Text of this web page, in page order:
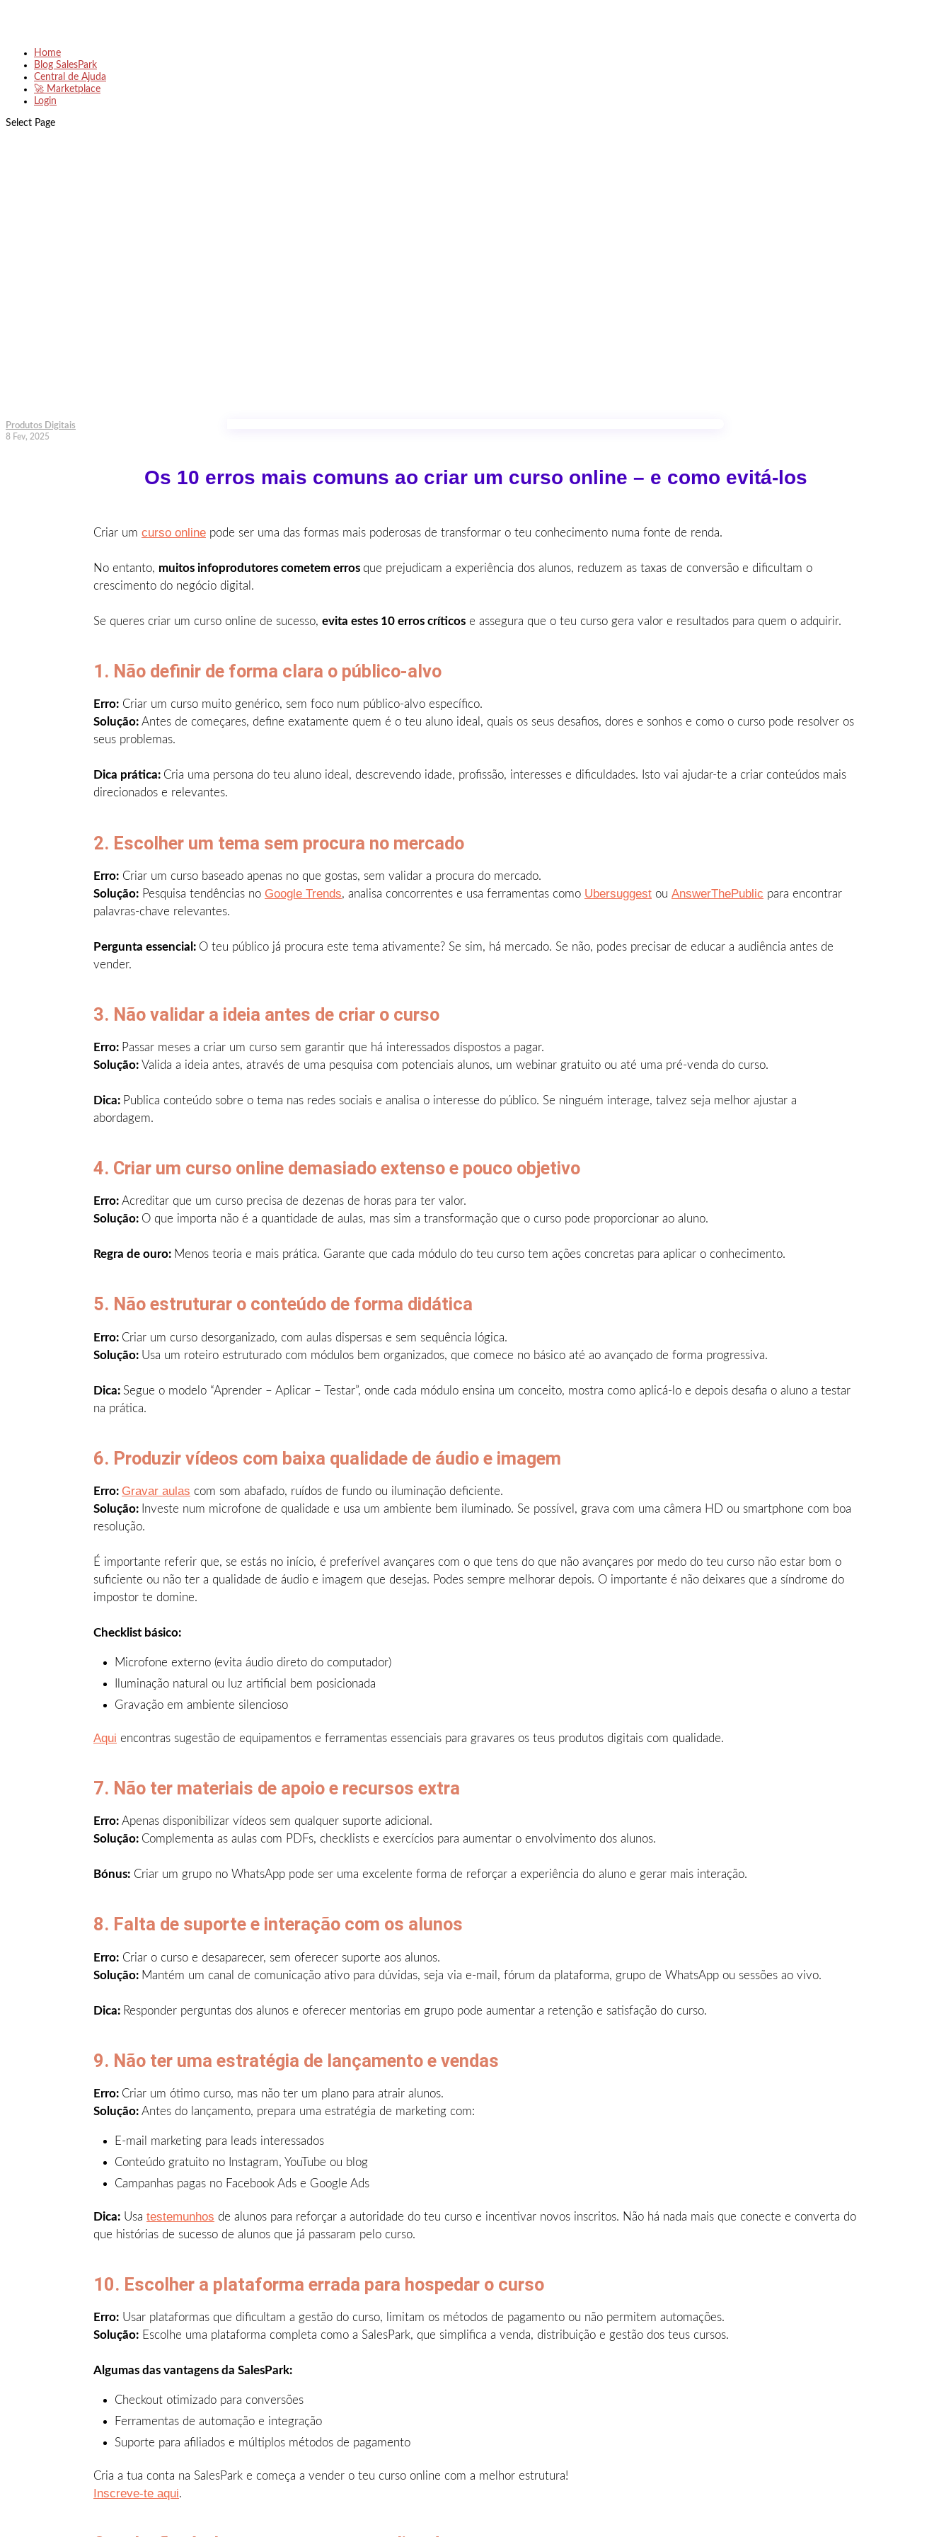
Home
Blog SalesPark
Central de Ajuda
🚀 Marketplace
Login
Select Page
Produtos Digitais
8 Fev, 2025
Os 10 erros mais comuns ao criar um curso online – e como evitá-los
Criar um curso online pode ser uma das formas mais poderosas de transformar o teu conhecimento numa fonte de renda.
No entanto, muitos infoprodutores cometem erros que prejudicam a experiência dos alunos, reduzem as taxas de conversão e dificultam o
crescimento do negócio digital.
Se queres criar um curso online de sucesso, evita estes 10 erros críticos e assegura que o teu curso gera valor e resultados para quem o adquirir.
1. Não definir de forma clara o público-alvo
Erro: Criar um curso muito genérico, sem foco num público-alvo específico.
Solução: Antes de começares, define exatamente quem é o teu aluno ideal, quais os seus desafios, dores e sonhos e como o curso pode resolver os
seus problemas.
Dica prática: Cria uma persona do teu aluno ideal, descrevendo idade, profissão, interesses e dificuldades. Isto vai ajudar-te a criar conteúdos mais
direcionados e relevantes.
2. Escolher um tema sem procura no mercado
Erro: Criar um curso baseado apenas no que gostas, sem validar a procura do mercado.
Solução: Pesquisa tendências no Google Trends, analisa concorrentes e usa ferramentas como Ubersuggest ou AnswerThePublic para encontrar
palavras-chave relevantes.
Pergunta essencial: O teu público já procura este tema ativamente? Se sim, há mercado. Se não, podes precisar de educar a audiência antes de
vender.
3. Não validar a ideia antes de criar o curso
Erro: Passar meses a criar um curso sem garantir que há interessados dispostos a pagar.
Solução: Valida a ideia antes, através de uma pesquisa com potenciais alunos, um webinar gratuito ou até uma pré-venda do curso.
Dica: Publica conteúdo sobre o tema nas redes sociais e analisa o interesse do público. Se ninguém interage, talvez seja melhor ajustar a
abordagem.
4. Criar um curso online demasiado extenso e pouco objetivo
Erro: Acreditar que um curso precisa de dezenas de horas para ter valor.
Solução: O que importa não é a quantidade de aulas, mas sim a transformação que o curso pode proporcionar ao aluno.
Regra de ouro: Menos teoria e mais prática. Garante que cada módulo do teu curso tem ações concretas para aplicar o conhecimento.
5. Não estruturar o conteúdo de forma didática
Erro: Criar um curso desorganizado, com aulas dispersas e sem sequência lógica.
Solução: Usa um roteiro estruturado com módulos bem organizados, que comece no básico até ao avançado de forma progressiva.
Dica: Segue o modelo “Aprender – Aplicar – Testar”, onde cada módulo ensina um conceito, mostra como aplicá-lo e depois desafia o aluno a testar
na prática.
6. Produzir vídeos com baixa qualidade de áudio e imagem
Erro: Gravar aulas com som abafado, ruídos de fundo ou iluminação deficiente.
Solução: Investe num microfone de qualidade e usa um ambiente bem iluminado. Se possível, grava com uma câmera HD ou smartphone com boa
resolução.
É importante referir que, se estás no início, é preferível avançares com o que tens do que não avançares por medo do teu curso não estar bom o
suficiente ou não ter a qualidade de áudio e imagem que desejas. Podes sempre melhorar depois. O importante é não deixares que a síndrome do
impostor te domine.
Checklist básico:
Microfone externo (evita áudio direto do computador)
Iluminação natural ou luz artificial bem posicionada
Gravação em ambiente silencioso
Aqui encontras sugestão de equipamentos e ferramentas essenciais para gravares os teus produtos digitais com qualidade.
7. Não ter materiais de apoio e recursos extra
Erro: Apenas disponibilizar vídeos sem qualquer suporte adicional.
Solução: Complementa as aulas com PDFs, checklists e exercícios para aumentar o envolvimento dos alunos.
Bónus: Criar um grupo no WhatsApp pode ser uma excelente forma de reforçar a experiência do aluno e gerar mais interação.
8. Falta de suporte e interação com os alunos
Erro: Criar o curso e desaparecer, sem oferecer suporte aos alunos.
Solução: Mantém um canal de comunicação ativo para dúvidas, seja via e-mail, fórum da plataforma, grupo de WhatsApp ou sessões ao vivo.
Dica: Responder perguntas dos alunos e oferecer mentorias em grupo pode aumentar a retenção e satisfação do curso.
9. Não ter uma estratégia de lançamento e vendas
Erro: Criar um ótimo curso, mas não ter um plano para atrair alunos.
Solução: Antes do lançamento, prepara uma estratégia de marketing com:
E-mail marketing para leads interessados
Conteúdo gratuito no Instagram, YouTube ou blog
Campanhas pagas no Facebook Ads e Google Ads
Dica: Usa testemunhos de alunos para reforçar a autoridade do teu curso e incentivar novos inscritos. Não há nada mais que conecte e converta do
que histórias de sucesso de alunos que já passaram pelo curso.
10. Escolher a plataforma errada para hospedar o curso
Erro: Usar plataformas que dificultam a gestão do curso, limitam os métodos de pagamento ou não permitem automações.
Solução: Escolhe uma plataforma completa como a SalesPark, que simplifica a venda, distribuição e gestão dos teus cursos.
Algumas das vantagens da SalesPark:
Checkout otimizado para conversões
Ferramentas de automação e integração
Suporte para afiliados e múltiplos métodos de pagamento
Cria a tua conta na SalesPark e começa a vender o teu curso online com a melhor estrutura!
Inscreve-te aqui.